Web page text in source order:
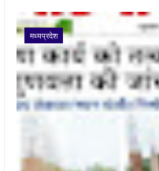
मध्यप्रदेश